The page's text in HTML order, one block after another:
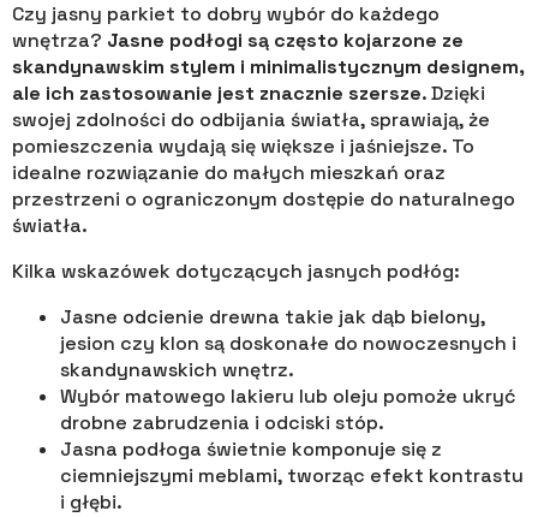
Czy jasny parkiet to dobry wybór do każdego
wnętrza? Jasne podłogi są często kojarzone ze
skandynawskim stylem i minimalistycznym designem,
ale ich zastosowanie jest znacznie szersze. Dzięki
swojej zdolności do odbijania światła, sprawiają, że
pomieszczenia wydają się większe i jaśniejsze. To
idealne rozwiązanie do małych mieszkań oraz
przestrzeni o ograniczonym dostępie do naturalnego
światła.
Kilka wskazówek dotyczących jasnych podłóg:
Jasne odcienie drewna takie jak dąb bielony,
jesion czy klon są doskonałe do nowoczesnych i
skandynawskich wnętrz.
Wybór matowego lakieru lub oleju pomoże ukryć
drobne zabrudzenia i odciski stóp.
Jasna podłoga świetnie komponuje się z
ciemniejszymi meblami, tworząc efekt kontrastu
i głębi.